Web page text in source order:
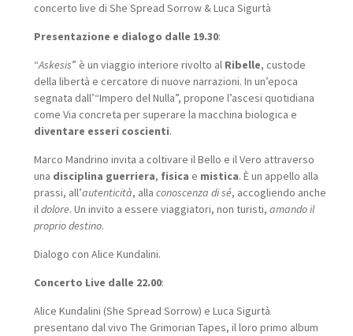
concerto live di She Spread Sorrow & Luca Sigurtà
Presentazione e dialogo dalle 19.30:
“Askesis” è un viaggio interiore rivolto al Ribelle, custode
della libertà e cercatore di nuove narrazioni. In un’epoca
segnata dall’“Impero del Nulla”, propone l’ascesi quotidiana
come Via concreta per superare la macchina biologica e
diventare esseri coscienti.
Marco Mandrino invita a coltivare il Bello e il Vero attraverso
una disciplina guerriera, fisica e mistica. È un appello alla
prassi, all’autenticità, alla conoscenza di sé, accogliendo anche
ildolore. Un invito a essere viaggiatori, non turisti, amando il
proprio destino.
Dialogo con Alice Kundalini.
Concerto Live dalle 22.00:
Alice Kundalini (She Spread Sorrow) e Luca Sigurtà
presentano dal vivo The Grimorian Tapes, il loro primo album